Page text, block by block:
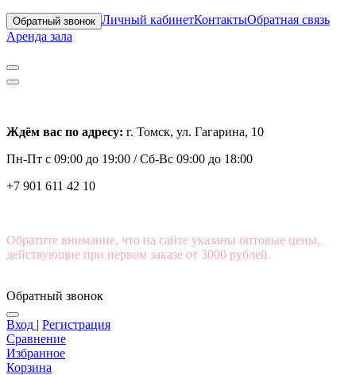
Обратный звонок Личный кабинетКонтактыОбратная связь
Аренда зала
Ждём вас по адресу: г. Томск, ул. Гагарина, 10
Пн-Пт с 09:00 до 19:00 /Сб-Вс 09:00 до 18:00
+7 901 611 42 10
Обратите внимание, что на сайте указаны оптовые цены,
действующие при первом заказе от 3000 рублей.
Обратный звонок
Вход | Регистрация
Сравнение
Избранное
Корзина